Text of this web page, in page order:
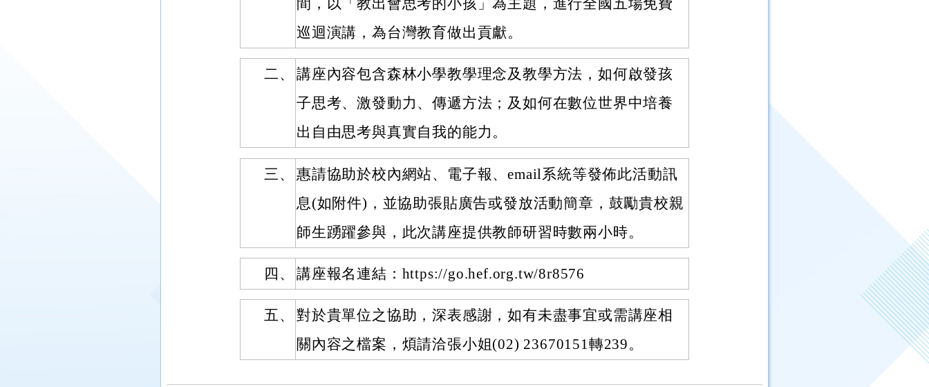
巡迴演講，為台灣教育做出貢獻。
二、
講座內容包含森林小學教學理念及教學方法，如何啟發孩
子思考、激發動力、傳遞方法；及如何在數位世界中培養
出自由思考與真實自我的能力。
三、
惠請協助於校內網站、電子報、email系統等發佈此活動訊
息(如附件)，並協助張貼廣告或發放活動簡章，鼓勵貴校親
師生踴躍參與，此次講座提供教師研習時數兩小時。
四、 講座報名連結：https://go.hef.org.tw/8r8576
五、
對於貴單位之協助，深表感謝，如有未盡事宜或需講座相
關內容之檔案，煩請洽張小姐(02) 23670151轉239。